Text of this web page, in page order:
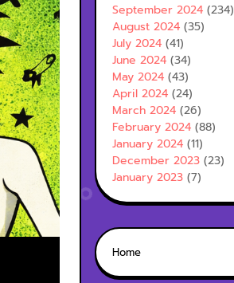
September 2024 (234)
August 2024 (35)
July 2024 (41)
June 2024 (34)
May 2024 (43)
April 2024 (24)
March 2024 (26)
February 2024 (88)
January 2024 (11)
December 2023 (23)
January 2023 (7)
Home